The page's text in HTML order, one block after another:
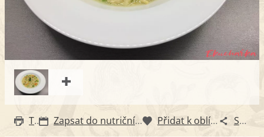
Tisk Zapsat do nutričního diáře Přidat k oblíbeným Sdílet